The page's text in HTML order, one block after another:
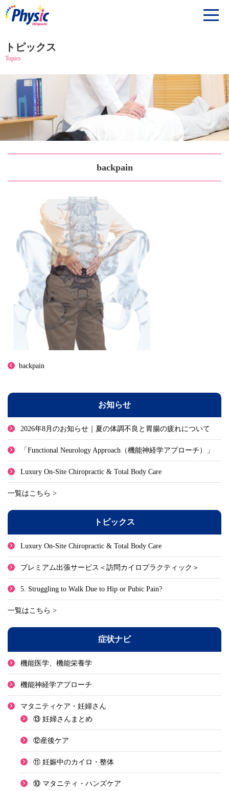
トピックス
Topics
backpain
backpain
お知らせ
2026年8月のお知らせ｜夏の体調不良と胃腸の疲れについて
「Functional Neurology Approach（機能神経学アプローチ）」
Luxury On-Site Chiropractic & Total Body Care
一覧はこちら >
トピックス
Luxury On-Site Chiropractic & Total Body Care
プレミアム出張サービス＜訪問カイロプラクティック＞
5. Struggling to Walk Due to Hip or Pubic Pain?
一覧はこちら >
症状ナビ
機能医学、機能栄養学
機能神経学アプローチ
マタニティケア・妊婦さん
⑬ 妊婦さんまとめ
⑫産後ケア
⑪ 妊娠中のカイロ・整体
⑩ マタニティ・ハンズケア